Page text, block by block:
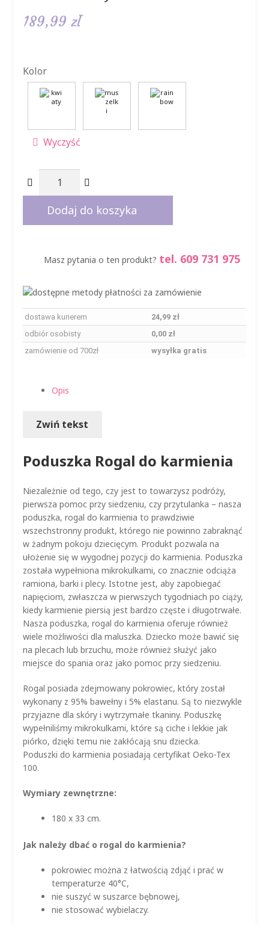
189,99 zł
Kolor
Wyczyść
ilość
Poduszka
Rogal
Dodaj do koszyka
Masz pytania o ten produkt? tel. 609 731 975
dostawa kurierem
24,99 zł
odbiór osobisty
0,00 zł
zamówienie od 700zł
wysyłka gratis
Opis
Zwiń tekst
Poduszka Rogal do karmienia
Niezależnie od tego, czy jest to towarzysz podróży,
pierwsza pomoc przy siedzeniu, czy przytulanka – nasza
poduszka, rogal do karmienia to prawdziwie
wszechstronny produkt, którego nie powinno zabraknąć
w żadnym pokoju dziecięcym. Produkt pozwala na
ułożenie się w wygodnej pozycji do karmienia. Poduszka
została wypełniona mikrokulkami, co znacznie odciąża
ramiona, barki i plecy. Istotne jest, aby zapobiegać
napięciom, zwłaszcza w pierwszych tygodniach po ciąży,
kiedy karmienie piersią jest bardzo częste i długotrwałe.
Nasza poduszka, rogal do karmienia oferuje również
wiele możliwości dla maluszka. Dziecko może bawić się
na plecach lub brzuchu, może również służyć jako
miejsce do spania oraz jako pomoc przy siedzeniu.
Rogal posiada zdejmowany pokrowiec, który został
wykonany z 95% bawełny i 5% elastanu. Są to niezwykle
przyjazne dla skóry i wytrzymałe tkaniny. Poduszkę
wypełniliśmy mikrokulkami, które są ciche i lekkie jak
piórko, dzięki temu nie zakłócają snu dziecka.
Poduszki do karmienia posiadają certyfikat Oeko-Tex
100.
Wymiary zewnętrzne:
180 x 33 cm.
Jak należy dbać o rogal do karmienia?
pokrowiec można z łatwością zdjąć i prać w
temperaturze 40°C,
nie suszyć w suszarce bębnowej,
nie stosować wybielaczy.